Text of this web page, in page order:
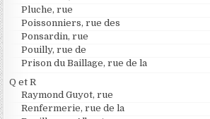
Pluche, rue
Poissonniers, rue des
Ponsardin, rue
Pouilly, rue de
Prison du Baillage, rue de la
Q et R
Raymond Guyot, rue
Renfermerie, rue de la